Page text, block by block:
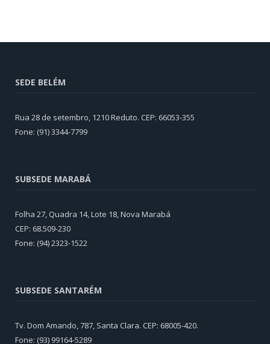
SEDE BELÉM
Rua 28 de setembro, 1210 Reduto. CEP: 66053-355
Fone: (91) 3344-7799
SUBSEDE MARABÁ
Folha 27, Quadra 14, Lote 18, Nova Marabá
CEP: 68.509-230
Fone: (94) 2323-1522
SUBSEDE SANTARÉM
Tv. Dom Amando, 787, Santa Clara. CEP: 68005-420.
Fone: (93) 99164-5289